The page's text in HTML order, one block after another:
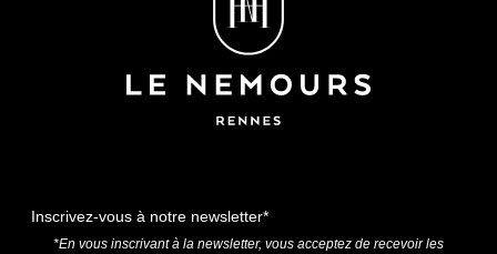
Inscrivez-vous à notre newsletter*
*En vous inscrivant à la newsletter, vous acceptez de recevoir les